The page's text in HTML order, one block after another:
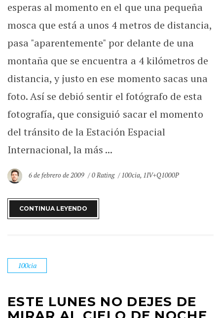
esperas al momento en el que una pequeña
mosca que está a unos 4 metros de distancia,
pasa "aparentemente" por delante de una
montaña que se encuentra a 4 kilómetros de
distancia, y justo en ese momento sacas una
foto. Así se debió sentir el fotógrafo de esta
fotografía, que consiguió sacar el momento
del tránsito de la Estación Espacial
Internacional, la más ...
6 de febrero de 2009 0 Rating 100cia, 1IV+Q1000P
CONTINUA LEYENDO
100cia
ESTE LUNES NO DEJES DE